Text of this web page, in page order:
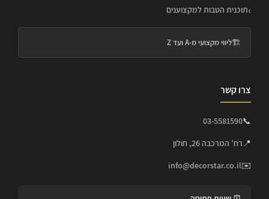
תוכנית הטבות למקצוענים
🏗️ליווי מקצועי מ-A ועד Z
צרו קשר
📞
03-5581590
📍רח' המרכבה 26, חולון
✉️
info@decorstar.co.il